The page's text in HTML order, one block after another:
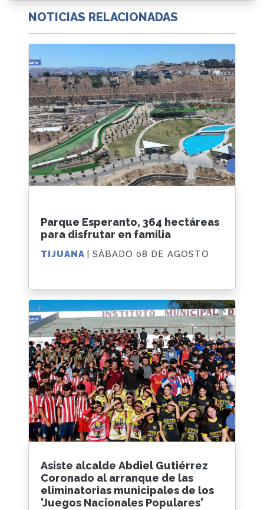
NOTICIAS RELACIONADAS
Parque Esperanto, 364 hectáreas
para disfrutar en familia
TIJUANA | SÁBADO 08 DE AGOSTO
Asiste alcalde Abdiel Gutiérrez
Coronado al arranque de las
eliminatorias municipales de los
'Juegos Nacionales Populares'